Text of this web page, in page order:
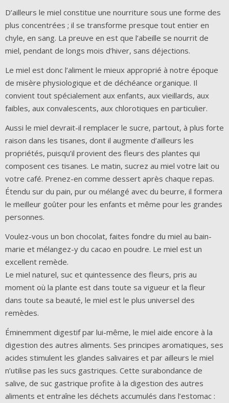
D’ailleurs le miel constitue une nourriture sous une forme des
plus concentrées ; il se transforme presque tout entier en
chyle, en sang. La preuve en est que l’abeille se nourrit de
miel, pendant de longs mois d’hiver, sans déjections.
Le miel est donc l’aliment le mieux approprié à notre époque
de misère physiologique et de déchéance organique. Il
convient tout spécialement aux enfants, aux vieillards, aux
faibles, aux convalescents, aux chlorotiques en particulier.
Aussi le miel devrait-il remplacer le sucre, partout, à plus forte
raison dans les tisanes, dont il augmente d’ailleurs les
propriétés, puisqu’il provient des fleurs des plantes qui
composent ces tisanes. Le matin, sucrez au miel votre lait ou
votre café. Prenez-en comme dessert après chaque repas.
Étendu sur du pain, pur ou mélangé avec du beurre, il formera
le meilleur goûter pour les enfants et même pour les grandes
personnes.
Voulez-vous un bon chocolat, faites fondre du miel au bain-
marie et mélangez-y du cacao en poudre. Le miel est un
excellent remède.
Le miel naturel, suc et quintessence des fleurs, pris au
moment où la plante est dans toute sa vigueur et la fleur
dans toute sa beauté, le miel est le plus universel des
remèdes.
Éminemment digestif par lui-même, le miel aide encore à la
digestion des autres aliments. Ses principes aromatiques, ses
acides stimulent les glandes salivaires et par ailleurs le miel
n’utilise pas les sucs gastriques. Cette surabondance de
salive, de suc gastrique profite à la digestion des autres
aliments et entraîne les déchets accumulés dans l’estomac :